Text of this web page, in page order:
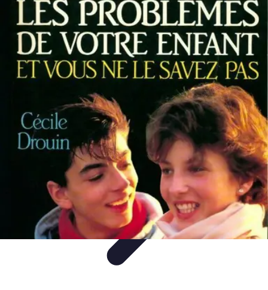
Astuces Rubik Cube
Astuces et Techniques
Techniques de SpeedcubingAstuces et
techniquesRésolutionTechniques et Astuces
Astuces Rubik Cube